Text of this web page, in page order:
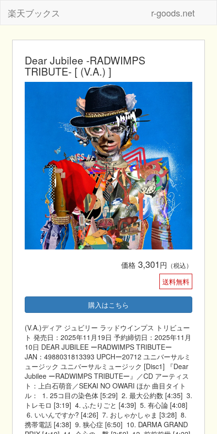
楽天ブックス r-goods.net
Dear Jubilee -RADWIMPS
TRIBUTE- [ (V.A.) ]
価格 3,301円 （税込）
送料無料
購入はこちら
(V.A.)ディア ジュビリー ラッドウインプス トリビュー
ト 発売日：2025年11月19日 予約締切日：2025年11月
10日 DEAR JUBILEE ーRADWIMPS TRIBUTEー
JAN：4988031813393 UPCHー20712 ユニバーサルミ
ュージック ユニバーサルミュージック [Disc1] 『Dear
Jubilee ーRADWIMPS TRIBUTEー』／CD アーティス
ト：上白石萌音／SEKAI NO OWARI ほか 曲目タイト
ル： 1. 25コ目の染色体 [5:29] 2. 最大公約数 [4:35] 3.
トレモロ [3:19] 4. ふたりごと [4:39] 5. 有心論 [4:08]
6. いいんですか? [4:26] 7. おしゃかしゃま [3:28] 8.
携帯電話 [4:38] 9. 狭心症 [6:50] 10. DARMA GRAND